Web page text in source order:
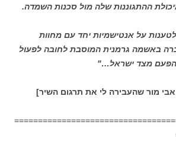
ההתגוננות שלה מול סכנות השמדה.
על אנטישמיות יחד עם מחוות
באשמה גרמנית המוסבת לחובה לפעול
מצד ישראל…"
מור שהעבירה לי את תרגום השיר]